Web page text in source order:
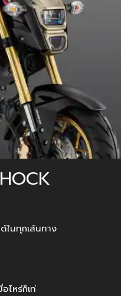
ในทุกเส้นทาง
ไหร่ก็เท่